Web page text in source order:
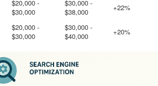
$20,000 -
$30,000
$30,000 -
$38,000
+22%
$20,000 -
$30,000
$30,000 -
$40,000
+20%